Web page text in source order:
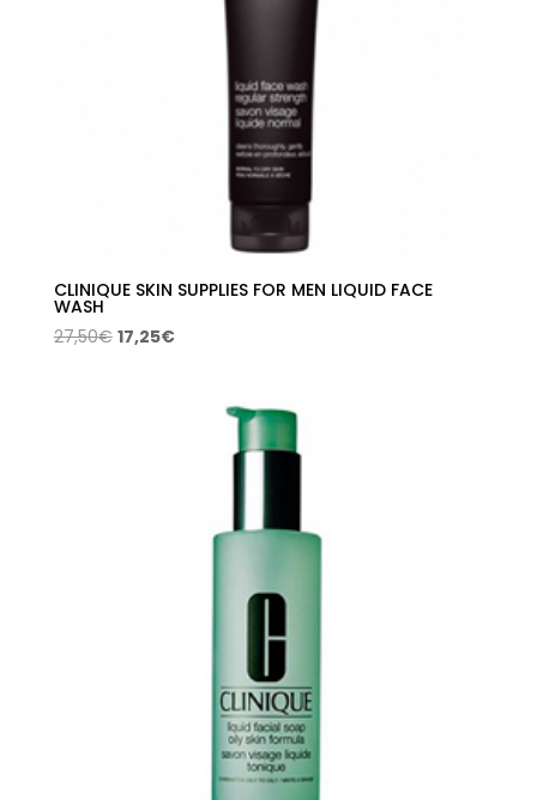
CLINIQUE SKIN SUPPLIES FOR MEN LIQUID FACE
WASH
27,50€ El
17,25€El